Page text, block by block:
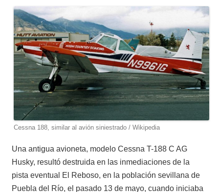
Cessna 188, similar al avión siniestrado / Wikipedia
Una antigua avioneta, modelo Cessna T-188 C AG
Husky, resultó destruida en las inmediaciones de la
pista eventual El Reboso, en la población sevillana de
Puebla del Río, el pasado 13 de mayo, cuando iniciaba